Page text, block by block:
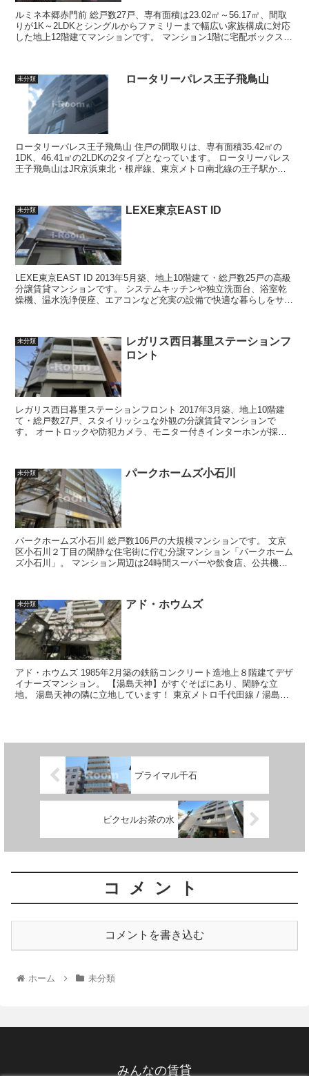
ルミネ本郷赤門前 総戸数27戸、専有面積は23.02㎡～56.17㎡、間取
りが1K～2LDKとシングルからファミリーまで幅広い家族構成に対応
した地上12階建てマンションです。 マンション1階に宅配ボックスを
未分類 ロータリーパレス王子飛鳥山
ロータリーパレス王子飛鳥山 住戸の間取りは、専有面積35.42㎡の
1DK、46.41㎡の2LDKの2タイプとなっています。 ロータリーパレス
王子飛鳥山はJR京浜東北・根岸線、東京メトロ南北線の王子駅から
未分類 LEXE東京EAST ID
LEXE東京EAST ID 2013年5月築、地上10階建て・総戸数25戸の高級
分譲賃貸マンションです。 システムキッチンや独立洗面台、浴室乾
燥機、温水洗浄便座、エアコンなど充実の設備で快適な暮らしをサポ
未分類
レガリス西日暮里ステーションフ
ロント
レガリス西日暮里ステーションフロント 2017年3月築、地上10階建
て・総戸数27戸、スタイリッシュな外観の分譲賃貸マンションで
す。 オートロックや防犯カメラ、モニター付きインターホンが採用
未分類 パークホームズ小石川
パークホームズ小石川 総戸数106戸の大規模マンションです。 文京
区小石川２丁目の閑静な住宅街に佇む分譲マンション「パークホーム
ズ小石川」。 マンション周辺は24時間スーパーや飲食店、公共機関
未分類 アド・ホウムズ
アド・ホウムズ 1985年2月築の鉄筋コンクリート造地上８階建てデザ
イナーズマンション。 【湯島天神】がすぐそばにあり、閑静な立
地。 湯島天神の隣に立地しています！ 東京メトロ千代田線 / 湯島駅
プライマル千石
ビクセルお茶の水
コメント
コメントを書き込む
ホーム 未分類
みんなの賃貸